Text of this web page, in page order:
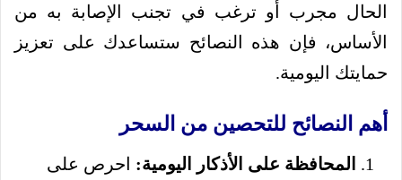
الحال مجرب أو ترغب في تجنب الإصابة به من
الأساس، فإن هذه النصائح ستساعدك على تعزيز
حمايتك اليومية.
أهم النصائح للتحصين من السحر
المحافظة على الأذكار اليومية: احرص على